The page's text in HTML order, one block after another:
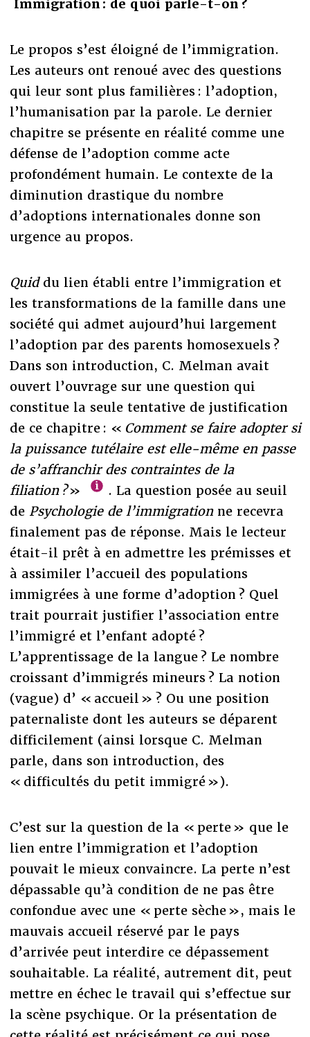
Immigration : de quoi parle-t-on ?
Le propos s’est éloigné de l’immigration.
Les auteurs ont renoué avec des questions
qui leur sont plus familières : l’adoption,
l’humanisation par la parole. Le dernier
chapitre se présente en réalité comme une
défense de l’adoption comme acte
profondément humain. Le contexte de la
diminution drastique du nombre
d’adoptions internationales donne son
urgence au propos.
Quiddu lien établi entre l’immigration et
les transformations de la famille dans une
société qui admet aujourd’hui largement
l’adoption par des parents homosexuels ?
Dans son introduction, C. Melman avait
ouvert l’ouvrage sur une question qui
constitue la seule tentative de justification
de ce chapitre : « Comment se faire adopter si
la puissance tutélaire est elle-même en passe
de s’affranchir des contraintes de la
filiation ?»
. La question posée au seuil
de Psychologie de l’immigrationne recevra
finalement pas de réponse. Mais le lecteur
était-il prêt à en admettre les prémisses et
à assimiler l’accueil des populations
immigrées à une forme d’adoption ? Quel
trait pourrait justifier l’association entre
l’immigré et l’enfant adopté ?
L’apprentissage de la langue ? Le nombre
croissant d’immigrés mineurs ? La notion
(vague) d’ « accueil » ? Ou une position
paternaliste dont les auteurs se déparent
difficilement (ainsi lorsque C. Melman
parle, dans son introduction, des
« difficultés du petit immigré »).
C’est sur la question de la « perte » que le
lien entre l’immigration et l’adoption
pouvait le mieux convaincre. La perte n’est
dépassable qu’à condition de ne pas être
confondue avec une « perte sèche », mais le
mauvais accueil réservé par le pays
d’arrivée peut interdire ce dépassement
souhaitable. La réalité, autrement dit, peut
mettre en échec le travail qui s’effectue sur
la scène psychique. Or la présentation de